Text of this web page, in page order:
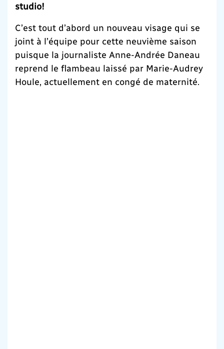
studio!
C’est tout d’abord un nouveau visage qui se
joint à l’équipe pour cette neuvième saison
puisque la journaliste Anne-Andrée Daneau
reprend le flambeau laissé par Marie-Audrey
Houle, actuellement en congé de maternité.